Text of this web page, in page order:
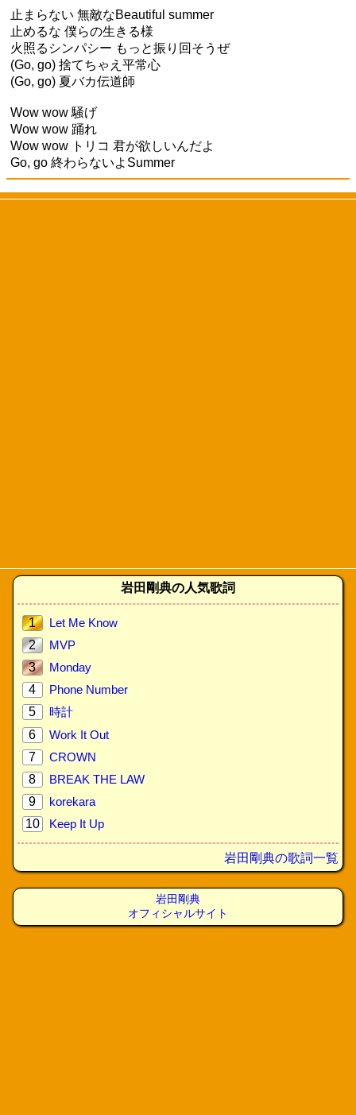
止まらない 無敵なBeautiful summer
止めるな 僕らの生きる様
火照るシンパシー もっと振り回そうぜ
(Go, go) 捨てちゃえ平常心
(Go, go) 夏バカ伝道師
Wow wow 騒げ
Wow wow 踊れ
Wow wow トリコ 君が欲しいんだよ
Go, go 終わらないよSummer
岩田剛典の人気歌詞
1
Let Me Know
2
MVP
3
Monday
4
Phone Number
5
時計
6
Work It Out
7
CROWN
8
BREAK THE LAW
9
korekara
10
Keep It Up
岩田剛典の歌詞一覧
岩田剛典
オフィシャルサイト